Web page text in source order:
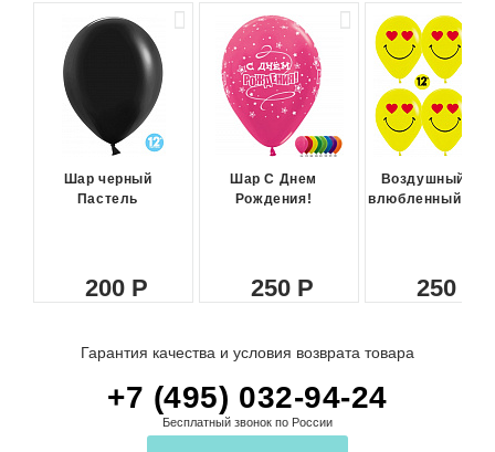
Шар черный
Пастель
200
Шар С Днем
Рождения!
250
Воздушный
влюбленный
250
Гарантия качества и условия возврата товара
+7 (495) 032-94-24
Бесплатный звонок по России